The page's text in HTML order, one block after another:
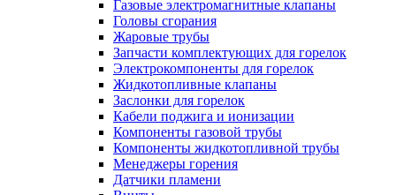
Газовые электромагнитные клапаны
Головы сгорания
Жаровые трубы
Запчасти комплектующих для горелок
Электрокомпоненты для горелок
Жидкотопливные клапаны
Заслонки для горелок
Кабели поджига и ионизации
Компоненты газовой трубы
Компоненты жидкотопливной трубы
Менеджеры горения
Датчики пламени